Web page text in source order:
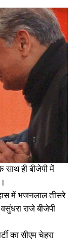
ही बीजेपी में
में भजनलाल तीसरे
राजे बीजेपी
का सीएम चेहरा